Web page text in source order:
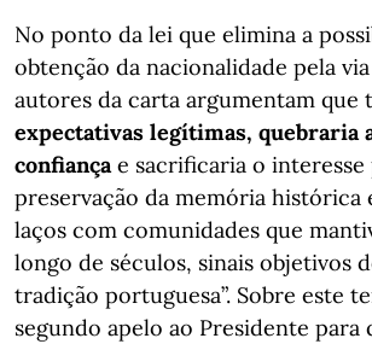
No ponto da lei que elimina a
obtenção da nacionalidade pela
autores da carta argumentam que
expectativas legítimas, quebraria
confiança e sacrificaria o
preservação da memória histórica
laços com comunidades que
longo de séculos, sinais objetivos
tradição portuguesa”. Sobre este
segundo apelo ao Presidente para